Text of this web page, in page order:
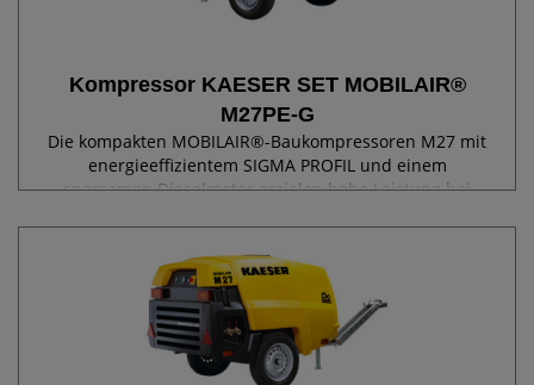
Kompressor KAESER SET MOBILAIR®
M27PE-G
Die kompakten MOBILAIR®-Baukompressoren M27 mit
energieeffizientem SIGMA PROFIL und einem
sparsamen Dieselmotor erzielen hohe Leistung bei
Umweltzonen....